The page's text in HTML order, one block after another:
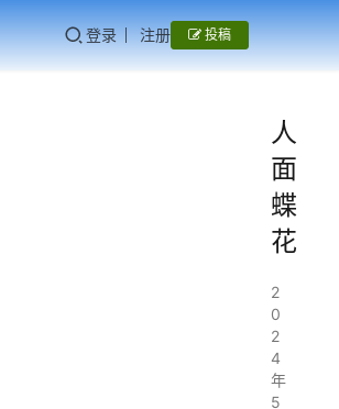
登录 注册 投稿
人
面
蝶
花
2
0
2
4
年
5